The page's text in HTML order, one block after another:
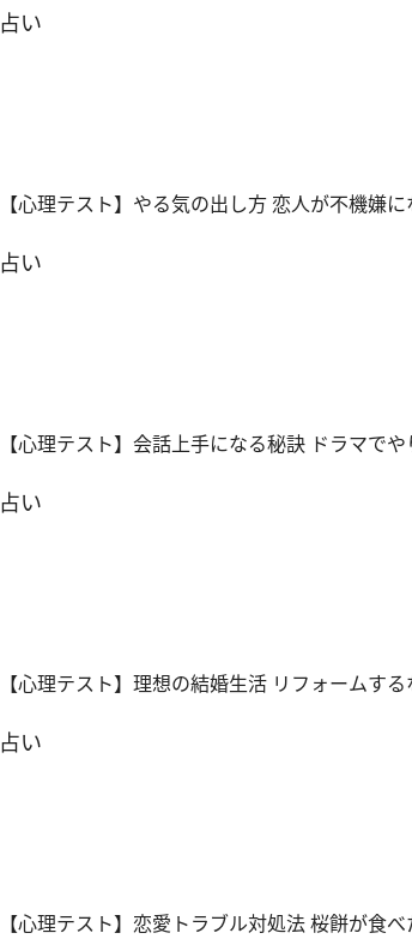
占い
【心理テスト】やる気の出し方 恋人が不機嫌に
占い
【心理テスト】会話上手になる秘訣 ドラマでや
占い
【心理テスト】理想の結婚生活 リフォームす
占い
【心理テスト】恋愛トラブル対処法 桜餅が食